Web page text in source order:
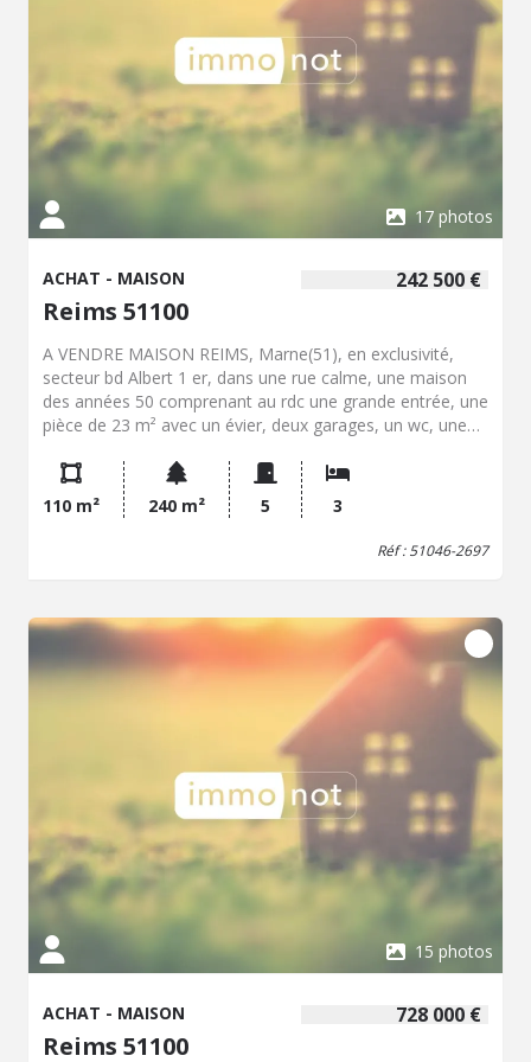
17 photos
242 500 €
ACHAT - MAISON
Reims 51100
A VENDRE MAISON REIMS, Marne(51), en exclusivité,
secteur bd Albert 1 er, dans une rue calme, une maison
des années 50 comprenant au rdc une grande entrée, une
pièce de 23 m² avec un évier, deux garages, un wc, une
un séjour salon de 35 m², un coin cuisine, une chambre,
une salle de bains, deux chambres en enfilade. un jardin
sur l 'arrière. Chauffage central au gaz. Classe énergie : F.
110 m² 240 m² 5 3
Réf : 51046-2697
15 photos
728 000 €
ACHAT - MAISON
Reims 51100